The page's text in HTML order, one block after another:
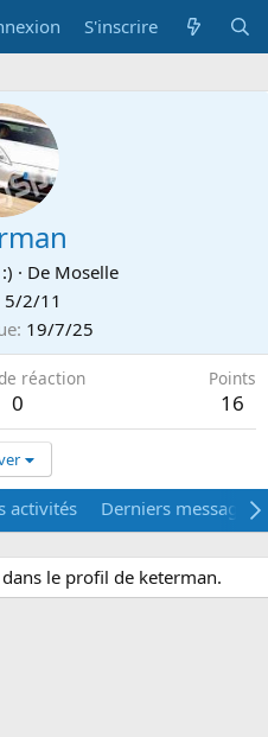
S'inscrire
· De Moselle
5/2/11
19/7/25
réaction
0
Points
16
activités Derniers messages
le profil de keterman.